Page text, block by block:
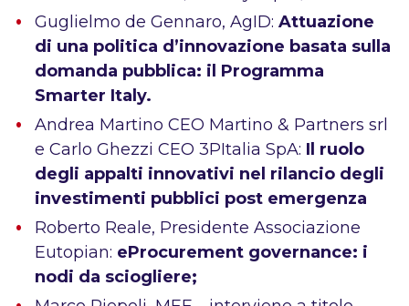
Guglielmo de Gennaro, AgID:Attuazione
di una politica d’innovazione basata sulla
domanda pubblica: il Programma
Smarter Italy.
Andrea Martino CEO Martino & Partners srl
e Carlo Ghezzi CEO 3PItalia SpA: Il ruolo
degli appalti innovativi nel rilancio degli
investimenti pubblici post emergenza
Roberto Reale, Presidente Associazione
Eutopian: eProcurement governance: i
nodi da sciogliere;